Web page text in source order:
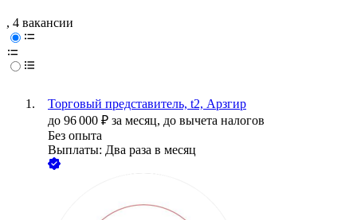
, 4 вакансии
Торговый представитель, t2, Арзгир
до 96 000 ₽ за месяц, до вычета налогов
Без опыта
Выплаты: Два раза в месяц